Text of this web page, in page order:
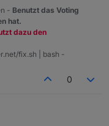
Frage, da meine
muss ...
ich festgestellt, dass
weiter entwickelt hat
über Kleinanzeigen
und aus KLF 200 wird
deinen Adapter dahin
- Benutzt das Voting
hat.
dazu den
fix.sh | bash -
0